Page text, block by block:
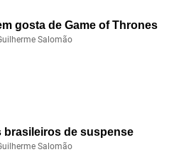
gosta de Game of Thrones
Salomão
brasileiros de suspense
Salomão